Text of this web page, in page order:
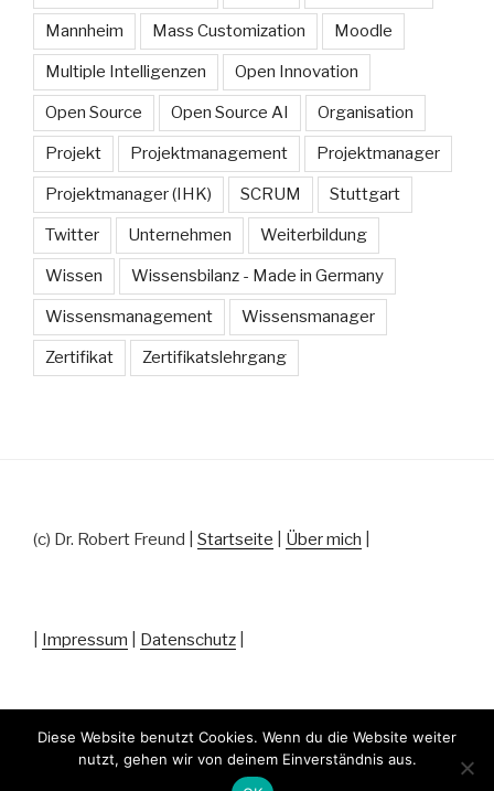
Mannheim Mass Customization Moodle
Multiple Intelligenzen Open Innovation
Open Source Open Source AI Organisation
Projekt Projektmanagement Projektmanager
Projektmanager (IHK) SCRUM Stuttgart
Twitter Unternehmen Weiterbildung
Wissen Wissensbilanz - Made in Germany
Wissensmanagement Wissensmanager
Zertifikat Zertifikatslehrgang
(c) Dr. Robert Freund | Startseite Über mich
Impressum Datenschutz
Datenschutz Stolz präsentiert von WordPress
Diese Website benutzt Cookies. Wenn du die Website weiter
nutzt, gehen wir von deinem Einverständnis aus.